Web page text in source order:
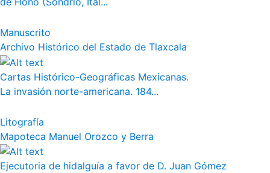
Manuscrito
Archivo Histórico del Estado de Tlaxcala
Cartas Histórico-Geográficas Mexicanas.
La invasión norte-americana. 184...
Litografía
Mapoteca Manuel Orozco y Berra
Ejecutoria de hidalguía a favor de D. Juan Gómez